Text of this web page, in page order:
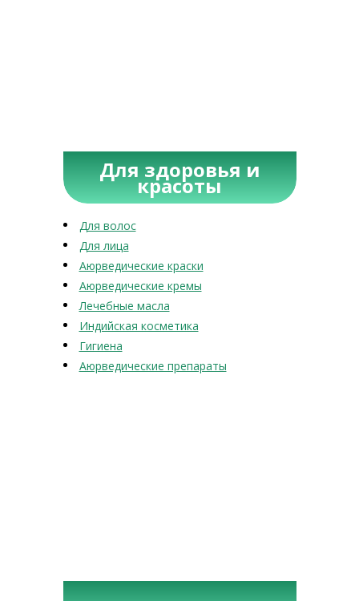
Для здоровья и
красоты
Для волос
Для лица
Аюрведические краски
Аюрведические кремы
Лечебные масла
Индийская косметика
Гигиена
Аюрведические препараты